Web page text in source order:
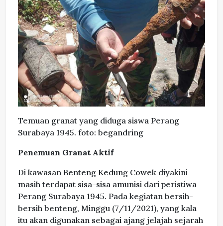
Temuan granat yang diduga siswa Perang
Surabaya 1945. foto: begandring
Penemuan Granat Aktif
Di kawasan Benteng Kedung Cowek diyakini
masih terdapat sisa-sisa amunisi dari peristiwa
Perang Surabaya 1945. Pada kegiatan bersih-
bersih benteng, Minggu (7/11/2021), yang kala
itu akan digunakan sebagai ajang jelajah sejarah